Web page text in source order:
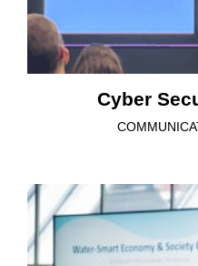
Cyber